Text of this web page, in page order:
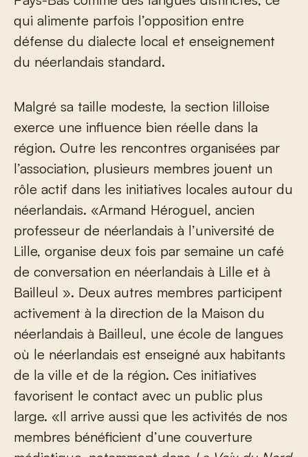
qui alimente parfois l’opposition entre
défense du dialecte local et enseignement
du néerlandais standard.
Malgré sa taille modeste, la section lilloise
exerce une influence bien réelle dans la
région. Outre les rencontres organisées par
l’association, plusieurs membres jouent un
rôle actif dans les initiatives locales autour du
néerlandais. «Armand Héroguel, ancien
professeur de néerlandais à l’université de
Lille, organise deux fois par semaine un café
de conversation en néerlandais à Lille et à
Bailleul ». Deux autres membres participent
activement à la direction de la Maison du
néerlandais à Bailleul, une école de langues
où le néerlandais est enseigné aux habitants
de la ville et de la région. Ces initiatives
favorisent le contact avec un public plus
large. «Il arrive aussi que les activités de nos
membres bénéficient d’une couverture